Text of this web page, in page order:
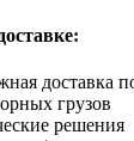
доставка
грузов
решения